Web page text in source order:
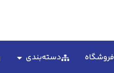
فروشگاه دسته‌بندی